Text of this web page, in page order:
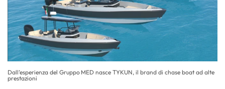
Dall’esperienza del Gruppo MED nasce TYKUN, il brand di chase boat ad alte
prestazioni